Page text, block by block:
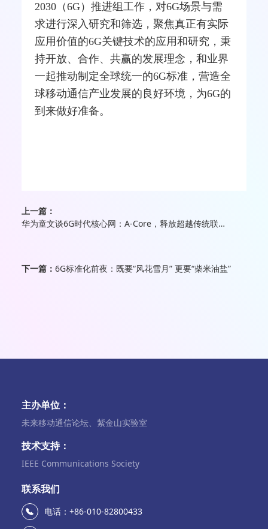
2030（6G）推进组工作，对6G场景与需
求进行深入研究和筛选，聚焦真正有实际
应用价值的6G关键技术的应用和研究，秉
持开放、合作、共赢的发展理念，和业界
一起推动制定全球统一的6G标准，营造全
球移动通信产业发展的良好环境，为6G的
到来做好准备。
上一篇：
华为童文谈6G时代核心网：A-Core，释放超越传统联接的新商机
下一篇： 6G标准化前夜：既要“风花雪月” 更要“柴米油盐”
主办单位：
未来移动通信论坛、紫金山实验室
技术支持：
IEEE Communications Society
联系我们
电话：+86-010-82800433